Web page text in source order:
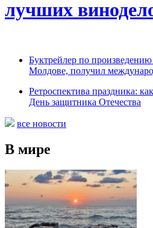
лучших
Буктрейлер по
Молдове, получил
Ретроспектива праздника:
День защитника Отечества
все новости
В мире